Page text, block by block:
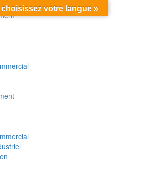
choisissez votre langue »